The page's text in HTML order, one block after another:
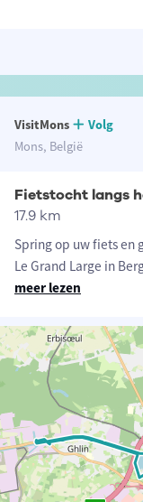
VisitMons
Volg
Mons, België
Fietstocht langs
17.9 km
Spring op uw fiets en
Le Grand Large in
meer lezen